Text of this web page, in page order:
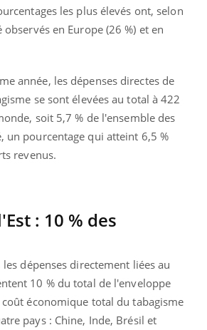
les plus élevés ont, selon
observés en Europe (26 %) et en
année, les dépenses directes de
se sont élevées au total à 422
soit 5,7 % de l'ensemble des
un pourcentage qui atteint 6,5 %
revenus.
: 10 % des
les dépenses directement liées au
10 % du total de l'enveloppe
économique total du tabagisme
pays : Chine, Inde, Brésil et